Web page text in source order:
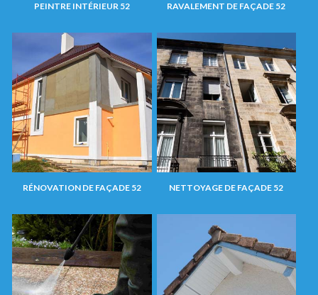
PEINTRE INTÉRIEUR 52 RAVALEMENT DE FAÇADE 52
RÉNOVATION DE FAÇADE 52 NETTOYAGE DE FAÇADE 52